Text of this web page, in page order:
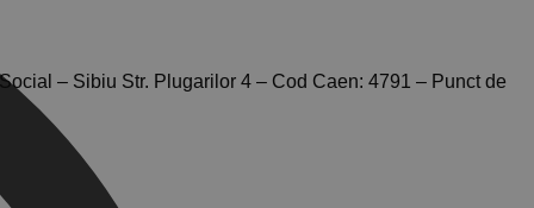
– Sibiu Str. Plugarilor 4 – Cod Caen: 4791 – Punct de